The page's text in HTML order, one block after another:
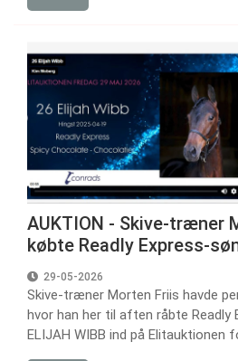
AUKTION - Skive-træner
købte Readly Express-
29-05-2026
Skive-træner Morten Friis havde
hvor han her til aften råbte Readly
ELIJAH WIBB ind på Elitauktionen